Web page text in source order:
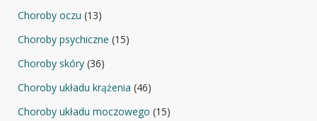
Choroby oczu (13)
Choroby psychiczne (15)
Choroby skóry (36)
Choroby układu krążenia (46)
Choroby układu moczowego (15)